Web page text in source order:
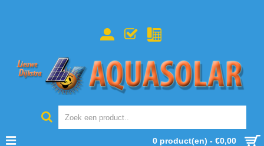
0 product(en) - €0,00